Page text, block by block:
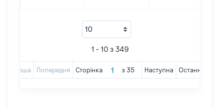
1 - 10 з 349
Перша Попередня Сторінка з 35 Наступна Остання